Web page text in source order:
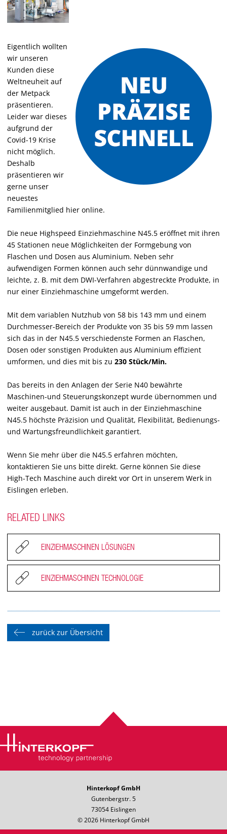
Eigentlich wollten
wir unseren
Kunden diese
Weltneuheit auf
der Metpack
präsentieren.
Leider war dieses
aufgrund der
Covid-19 Krise
nicht möglich.
Deshalb
präsentieren wir
gerne unser
neuestes
Familienmitglied hier online.
Die neue Highspeed Einziehmaschine N45.5 eröffnet mit ihren
45 Stationen neue Möglichkeiten der Formgebung von
Flaschen und Dosen aus Aluminium. Neben sehr
aufwendigen Formen können auch sehr dünnwandige und
leichte, z. B. mit dem DWI-Verfahren abgestreckte Produkte, in
nur einer Einziehmaschine umgeformt werden.
Mit dem variablen Nutzhub von 58 bis 143 mm und einem
Durchmesser-Bereich der Produkte von 35 bis 59 mm lassen
sich das in der N45.5 verschiedenste Formen an Flaschen,
Dosen oder sonstigen Produkten aus Aluminium effizient
umformen, und dies mit bis zu 230 Stück/Min.
Das bereits in den Anlagen der Serie N40 bewährte
Maschinen-und Steuerungskonzept wurde übernommen und
weiter ausgebaut. Damit ist auch in der Einziehmaschine
N45.5 höchste Präzision und Qualität, Flexibilität, Bedienungs-
und Wartungsfreundlichkeit garantiert.
Wenn Sie mehr über die N45.5 erfahren möchten,
kontaktieren Sie uns bitte direkt. Gerne können Sie diese
High-Tech Maschine auch direkt vor Ort in unserem Werk in
Eislingen erleben.
RELATED LINKS
EINZIEHMASCHINEN LÖSUNGEN
EINZIEHMASCHINEN TECHNOLOGIE
zurück zur Übersicht
Hinterkopf GmbH
Gutenbergstr. 5
73054 Eislingen
© 2026 Hinterkopf GmbH
Telefon: +49 7161 8501-0